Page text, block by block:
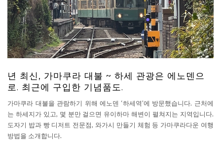
년 최신, 가마쿠라 대불 ~ 하세 관광은 에노덴으
로. 최근에 구입한 기념품도.
가마쿠라 대불을 관람하기 위해 에노덴 ‘하세역’에 방문했습니다. 근처에
는 하세지가 있고, 몇 분만 걸으면 유이하마 해변이 펼쳐지는 지역입니다.
도자기 밥과 빵 디저트 전문점, 와가시 만들기 체험 등 가마쿠라다운 여행
방법을 소개합니다.